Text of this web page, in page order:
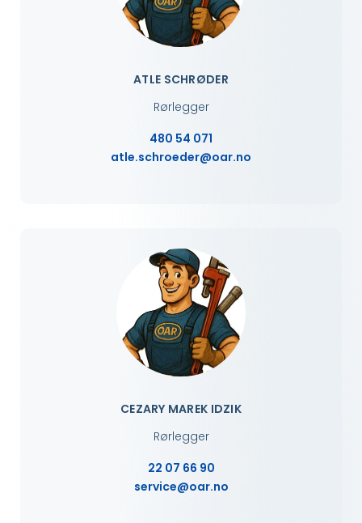
ATLE SCHRØDER
Rørlegger
480 54 071
atle.schroeder@oar.no
CEZARY MAREK IDZIK
Rørlegger
22 07 66 90
service@oar.no